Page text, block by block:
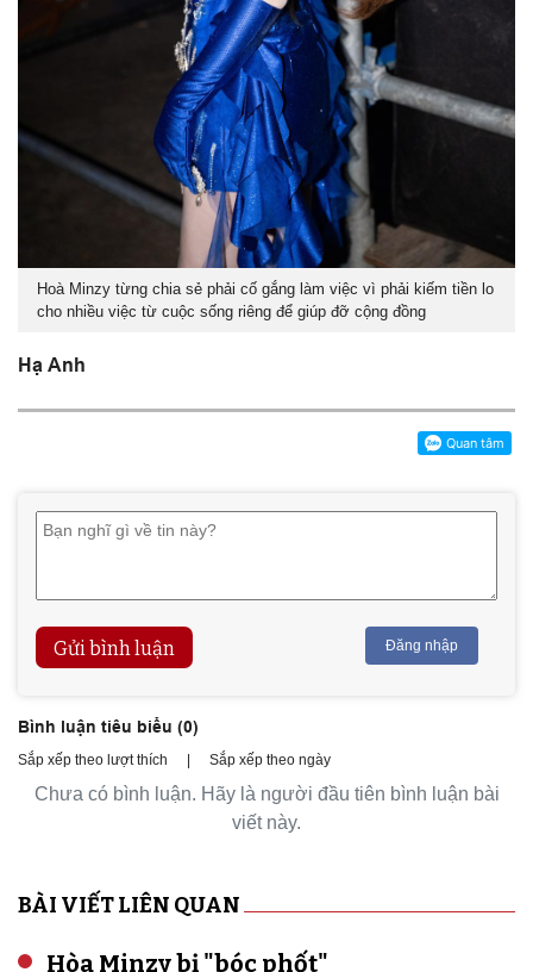
Hoà Minzy từng chia sẻ phải cố gắng làm việc vì phải kiếm tiền lo
cho nhiều việc từ cuộc sống riêng để giúp đỡ cộng đồng
Hạ Anh
Gửi bình luận Đăng nhập
Bình luận tiêu biểu (0)
Sắp xếp theo lượt thích Sắp xếp theo ngày
Chưa có bình luận. Hãy là người đầu tiên bình luận bài
viết này.
BÀI VIẾT LIÊN QUAN
Hòa Minzy bị "bóc phốt"